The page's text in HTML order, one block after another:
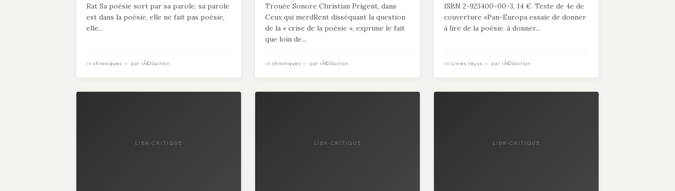
Rat Sa poésie sort par sa parole, sa parole
est dans la poésie, elle ne fait pas poésie,
elle...
in chroniques — par rÃ©daction
Trouée Sonore Christian Prigent, dans
Ceux qui merdRent disséquant la question
de la « crise de la poésie », exprime le fait
que loin de...
in chroniques — par rÃ©daction
ISBN 2-923400-00-3, 14 €. Texte de 4e de
couverture «Pan-Europa essaie de donner
à lire de la poésie. à donner...
in Livres reçus — par rÃ©daction
LIBR-CRITIQUE LIBR-CRITIQUE LIBR-CRITIQUE